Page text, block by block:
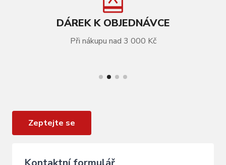
DÁREK K OBJEDNÁVCE
Při nákupu nad 3 000 Kč
Zeptejte se